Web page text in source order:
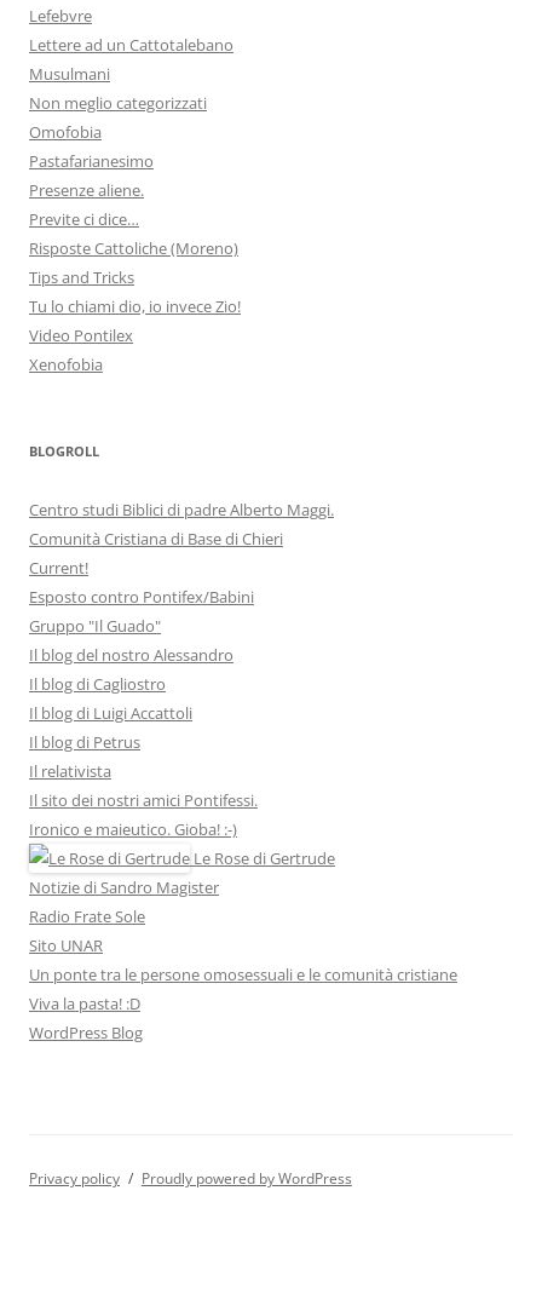
Lefebvre
Lettere ad un Cattotalebano
Musulmani
Non meglio categorizzati
Omofobia
Pastafarianesimo
Presenze aliene.
Previte ci dice…
Risposte Cattoliche (Moreno)
Tips and Tricks
Tu lo chiami dio, io invece Zio!
Video Pontilex
Xenofobia
BLOGROLL
Centro studi Biblici di padre Alberto Maggi.
Comunità Cristiana di Base di Chieri
Current!
Esposto contro Pontifex/Babini
Gruppo "Il Guado"
Il blog del nostro Alessandro
Il blog di Cagliostro
Il blog di Luigi Accattoli
Il blog di Petrus
Il relativista
Il sito dei nostri amici Pontifessi.
Ironico e maieutico. Gioba! :-)
Le Rose di Gertrude
Notizie di Sandro Magister
Radio Frate Sole
Sito UNAR
Un ponte tra le persone omosessuali e le comunità cristiane
Viva la pasta! :D
WordPress Blog
Privacy policy Proudly powered by WordPress